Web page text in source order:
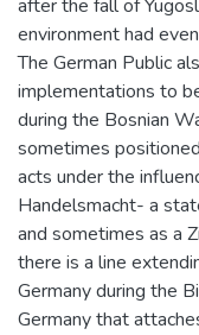
after the fall of
environment had
The German Public
implementations to
during the Bosnian
sometimes
acts under the
Handelsmacht- a
and sometimes as a
there is a line
Germany during the
Germany that